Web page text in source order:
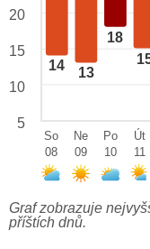
14 13
18
20
15
10
5
So
08
Ne
09
Po
10
Út
11
Graf zobrazuje
příštích dnů.